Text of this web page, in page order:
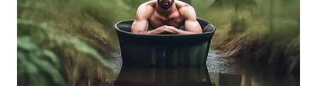
SUBANG
WN
SUKABUMI